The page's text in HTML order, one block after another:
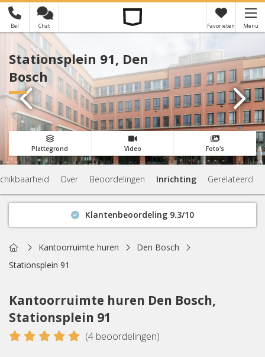
Bel Chat Favorieten Menu
Je hebt nog geen favorieten
Stationsplein 91, Den
Bosch
Plattegrond Video Foto's
Over Beoordelingen Inrichting Gerelateerd
Klantenbeoordeling 9.3/10
Actuele beschikbaarheid
HomeKantoorruimte huren
Den Bosch
Stationsplein 91
Kantoorruimte huren Den Bosch,
Stationsplein 91
5 (4 beoordelingen)